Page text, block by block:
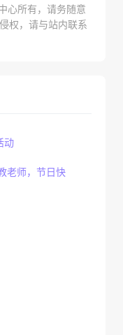
心所有，请务随意
权，请与站内联系
动
老师，节日快